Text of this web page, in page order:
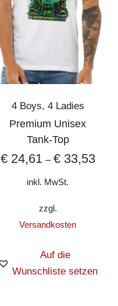
4 Boys, 4 Ladies
Premium Unisex
Tank-Top
€24,61– €33,53
inkl. MwSt.
zzgl.
Versandkosten
Auf die
Wunschliste setzen